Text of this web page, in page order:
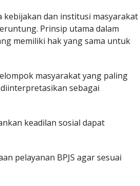
kebijakan dan institusi masyarakat
Prinsip utama dalam
memiliki hak yang sama untuk
masyarakat yang paling
sebagai
keadilan sosial dapat
pelayanan BPJS agar sesuai